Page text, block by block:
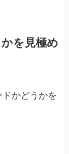
を見極め
かどうかを